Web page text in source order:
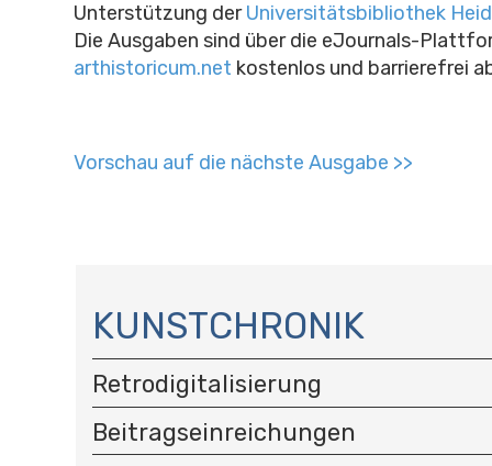
Unterstützung derUniversitätsbibliothek
Die Ausgaben sind über die eJournals-
arthistoricum.net kostenlos und barrierefrei
Vorschau auf die nächste Ausgabe >>
A
V
I
G
A
T
KUNSTCHRONIK
Retrodigitalisierung
Beitragseinreichungen